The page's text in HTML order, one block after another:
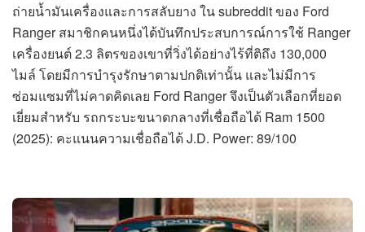
ถ่ายน้ำมันเครื่องและการสลับยาง ใน subreddit ของ Ford
Ranger สมาชิกคนหนึ่งได้บันทึกประสบการณ์การใช้ Ranger
เครื่องยนต์ 2.3 ลิตรของเขาที่วิ่งได้อย่างไร้ที่ติถึง 130,000
ไมล์ โดยมีการบำรุงรักษาตามปกติเท่านั้น และไม่มีการ
ซ่อมแซมที่ไม่คาดคิดเลย Ford Ranger จึงเป็นตัวเลือกที่ยอด
เยี่ยมสำหรับ รถกระบะขนาดกลางที่เชื่อถือได้ Ram 1500
(2025): คะแนนความเชื่อถือได้ J.D. Power: 89/100